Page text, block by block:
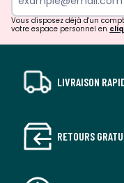
Vous disposez déjà d'un
votre espace personnel en
LIVRAISON
RETOURS